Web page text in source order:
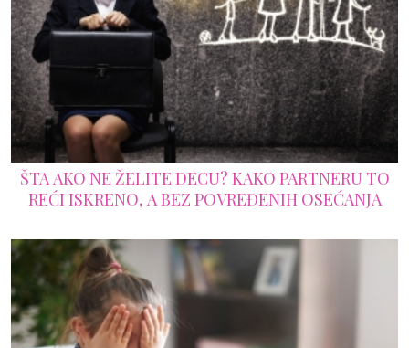
ŠTA AKO NE ŽELITE DECU? KAKO PARTNERU TO
REĆI ISKRENO, A BEZ POVREĐENIH OSEĆANJA